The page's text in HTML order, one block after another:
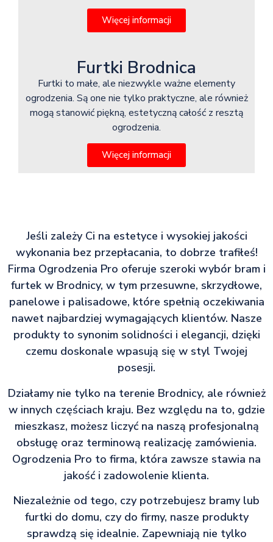
Więcej informacji
Furtki Brodnica
Furtki to małe, ale niezwykle ważne elementy
ogrodzenia. Są one nie tylko praktyczne, ale również
mogą stanowić piękną, estetyczną całość z resztą
ogrodzenia.
Więcej informacji
Jeśli zależy Ci na estetyce i wysokiej jakości
wykonania bez przepłacania, to dobrze trafiłeś!
Firma Ogrodzenia Pro oferuje szeroki wybór bram i
furtek w Brodnicy, w tym przesuwne, skrzydłowe,
panelowe i palisadowe, które spełnią oczekiwania
nawet najbardziej wymagających klientów. Nasze
produkty to synonim solidności i elegancji, dzięki
czemu doskonale wpasują się w styl Twojej
posesji.
Działamy nie tylko na terenie Brodnicy, ale również
w innych częściach kraju. Bez względu na to, gdzie
mieszkasz, możesz liczyć na naszą profesjonalną
obsługę oraz terminową realizację zamówienia.
Ogrodzenia Pro to firma, która zawsze stawia na
jakość i zadowolenie klienta.
Niezależnie od tego, czy potrzebujesz bramy lub
furtki do domu, czy do firmy, nasze produkty
sprawdzą się idealnie. Zapewniają nie tylko